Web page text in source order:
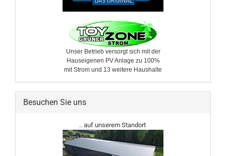
Unser Betrieb versorgt sich mit der
Hauseigenen PV Anlage zu 100%
mit Strom und 13 weitere ​Haushalte
Besuchen Sie uns
.. auf unserem Standort